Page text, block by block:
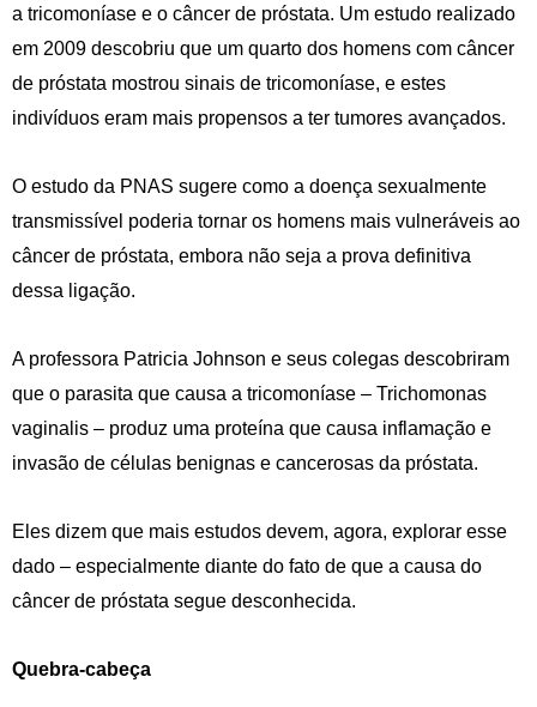
a tricomoníase e o câncer de próstata. Um estudo realizado
em 2009 descobriu que um quarto dos homens com câncer
de próstata mostrou sinais de tricomoníase, e estes
indivíduos eram mais propensos a ter tumores avançados.
O estudo da PNAS sugere como a doença sexualmente
transmissível poderia tornar os homens mais vulneráveis ao
câncer de próstata, embora não seja a prova definitiva
dessa ligação.
A professora Patricia Johnson e seus colegas descobriram
que o parasita que causa a tricomoníase – Trichomonas
vaginalis – produz uma proteína que causa inflamação e
invasão de células benignas e cancerosas da próstata.
Eles dizem que mais estudos devem, agora, explorar esse
dado – especialmente diante do fato de que a causa do
câncer de próstata segue desconhecida.
Quebra-cabeça